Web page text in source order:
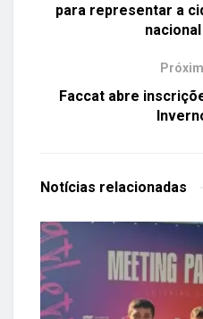
para representar a
Faccat abre
Notícias relacionadas